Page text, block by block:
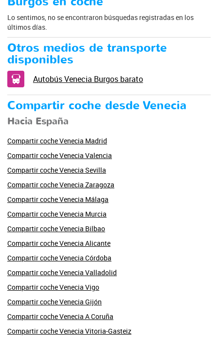
Lo sentimos, no se encontraron búsquedas registradas en los
últimos días.
Otros medios de transporte
disponibles
Autobús Venecia Burgos barato
Compartir coche desde Venecia
Hacia España
Compartir coche Venecia Madrid
Compartir coche Venecia Valencia
Compartir coche Venecia Sevilla
Compartir coche Venecia Zaragoza
Compartir coche Venecia Málaga
Compartir coche Venecia Murcia
Compartir coche Venecia Bilbao
Compartir coche Venecia Alicante
Compartir coche Venecia Córdoba
Compartir coche Venecia Valladolid
Compartir coche Venecia Vigo
Compartir coche Venecia Gijón
Compartir coche Venecia A Coruña
Compartir coche Venecia Vitoria-Gasteiz